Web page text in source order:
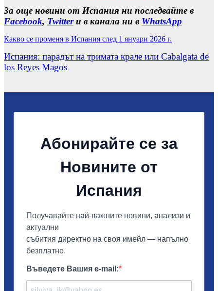
За още новини от Испания ни последвайте в
Facebook, Twitterи в канала ни в WhatsApp
Какво се променя в Испания след 1 януари 2026 г.
Испания: парадът на тримата крале или Cabalgata de
los Reyes Magos